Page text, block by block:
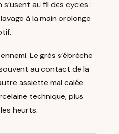
au fil des cycles :
à la main prolonge
Le grès s’ébrèche
au contact de la
assiette mal calée
technique, plus
heurts.